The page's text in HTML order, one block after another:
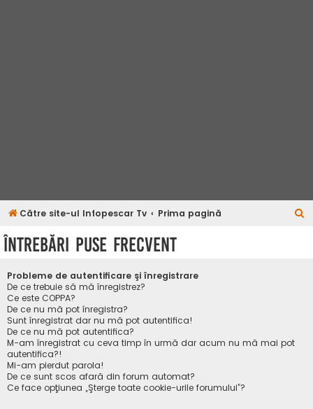
Către site-ul Infopescar Tv Prima pagină
Întrebări puse frecvent
Probleme de autentificare şi înregistrare
De ce trebuie să mă înregistrez?
Ce este COPPA?
De ce nu mă pot înregistra?
Sunt înregistrat dar nu mă pot autentifica!
De ce nu mă pot autentifica?
M-am înregistrat cu ceva timp în urmă dar acum nu mă mai pot
autentifica?!
Mi-am pierdut parola!
De ce sunt scos afară din forum automat?
Ce face opţiunea „Şterge toate cookie-urile forumului”?